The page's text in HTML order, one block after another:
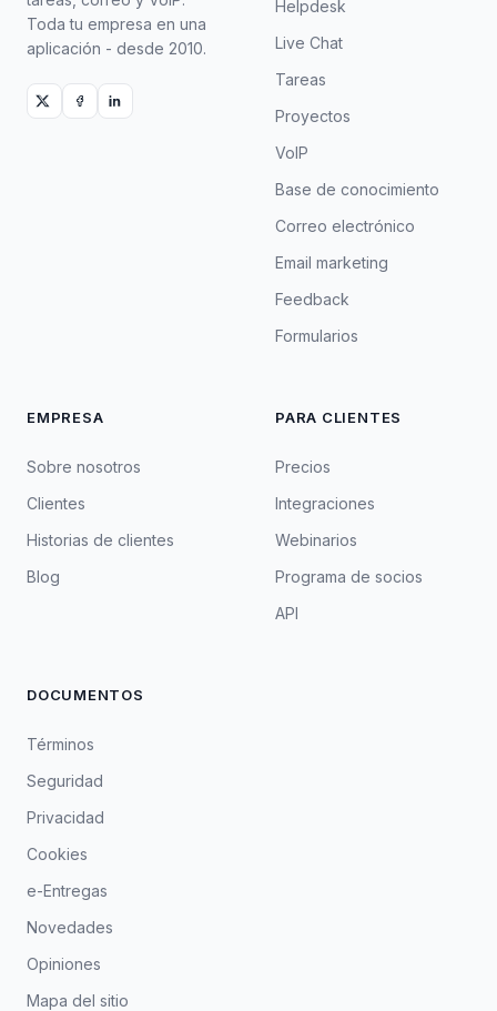
Toda tu empresa en una
aplicación - desde 2010.
Helpdesk
Live Chat
Tareas
Proyectos
VoIP
Base de conocimiento
Correo electrónico
Email marketing
Feedback
Formularios
EMPRESA
Sobre nosotros
Clientes
Historias de clientes
Blog
PARA CLIENTES
Precios
Integraciones
Webinarios
Programa de socios
API
DOCUMENTOS
Términos
Seguridad
Privacidad
Cookies
e-Entregas
Novedades
Opiniones
Mapa del sitio